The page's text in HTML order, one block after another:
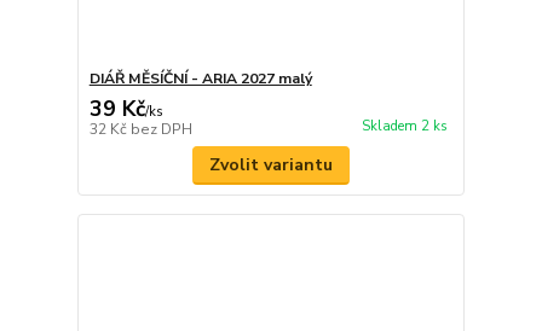
DIÁŘ MĚSÍČNÍ - ARIA 2027 malý
39 Kč/ks
32 Kč bez DPH Skladem 2 ks
Zvolit variantu